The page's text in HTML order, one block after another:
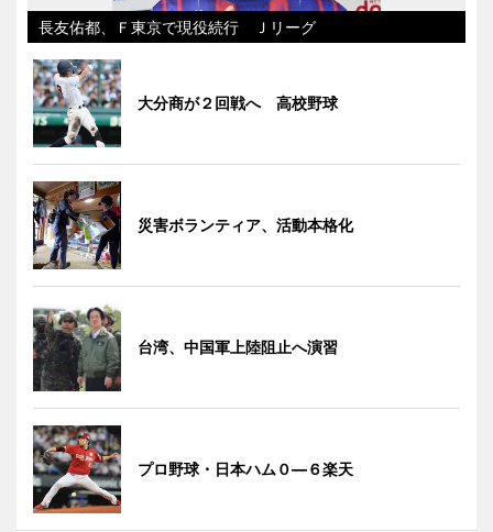
長友佑都、Ｆ東京で現役続行 Ｊリーグ
大分商が２回戦へ 高校野球
災害ボランティア、活動本格化
台湾、中国軍上陸阻止へ演習
プロ野球・日本ハム０―６楽天